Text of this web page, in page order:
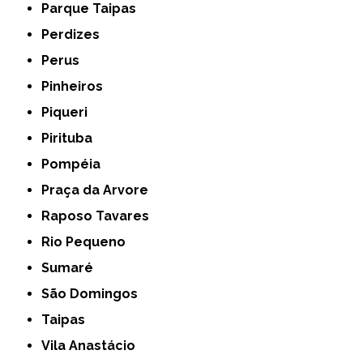
Parque Taipas
Perdizes
Perus
Pinheiros
Piqueri
Pirituba
Pompéia
Praça da Arvore
Raposo Tavares
Rio Pequeno
Sumaré
São Domingos
Taipas
Vila Anastácio